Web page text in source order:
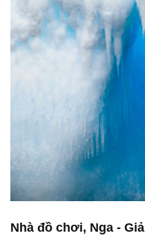
Nhà đồ chơi, Nga -